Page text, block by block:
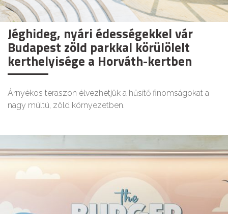
Jéghideg, nyári édességekkel vár
Budapest zöld parkkal körülölelt
kerthelyisége a Horváth-kertben
Árnyékos teraszon élvezhetjük a hűsítő finomságokat a
nagy múltú, zöld környezetben.